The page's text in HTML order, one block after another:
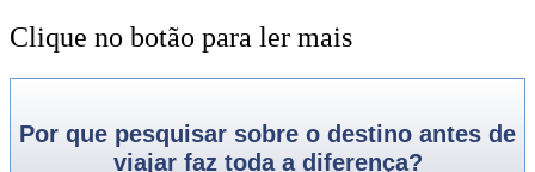
Clique no botão para ler mais
Por que pesquisar sobre o destino antes de
viajar faz toda a diferença?